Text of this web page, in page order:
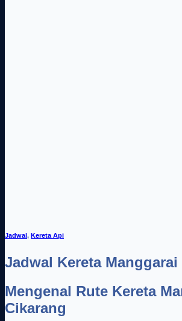
Jadwal, Kereta Api
Jadwal Kereta Manggarai
Mengenal Rute Kereta
Cikarang